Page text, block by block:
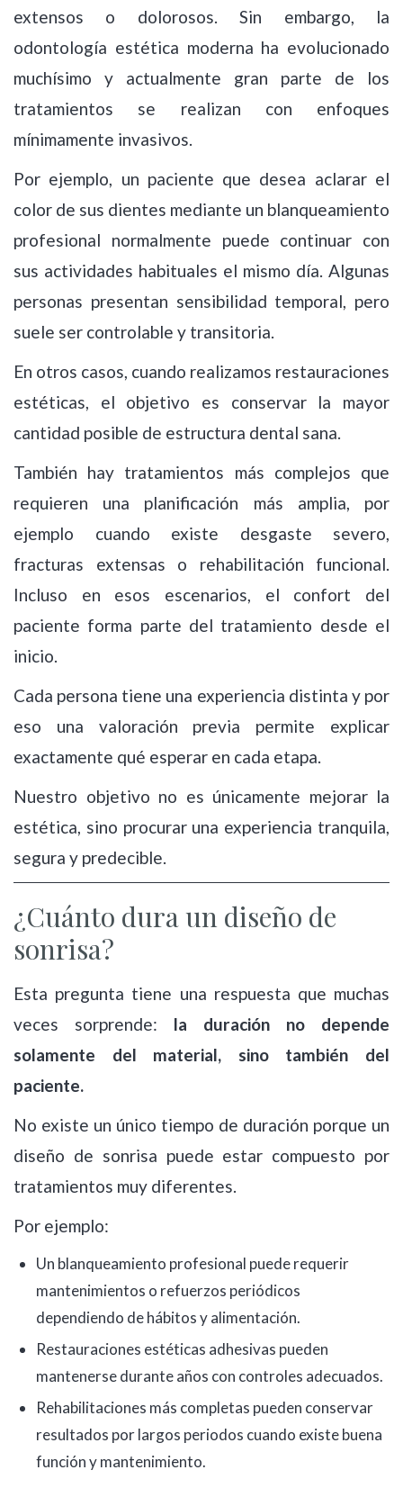
extensos o dolorosos. Sin embargo, la
odontología estética moderna ha evolucionado
muchísimo y actualmente gran parte de los
tratamientos se realizan con enfoques
mínimamente invasivos.
Por ejemplo, un paciente que desea aclarar el
color de sus dientes mediante un blanqueamiento
profesional normalmente puede continuar con
sus actividades habituales el mismo día. Algunas
personas presentan sensibilidad temporal, pero
suele ser controlable y transitoria.
En otros casos, cuando realizamos restauraciones
estéticas, el objetivo es conservar la mayor
cantidad posible de estructura dental sana.
También hay tratamientos más complejos que
requieren una planificación más amplia, por
ejemplo cuando existe desgaste severo,
fracturas extensas o rehabilitación funcional.
Incluso en esos escenarios, el confort del
paciente forma parte del tratamiento desde el
inicio.
Cada persona tiene una experiencia distinta y por
eso una valoración previa permite explicar
exactamente qué esperar en cada etapa.
Nuestro objetivo no es únicamente mejorar la
estética, sino procurar una experiencia tranquila,
segura y predecible.
¿Cuánto dura un diseño de
sonrisa?
Esta pregunta tiene una respuesta que muchas
veces sorprende: la duración no depende
solamente del material, sino también del
paciente.
No existe un único tiempo de duración porque un
diseño de sonrisa puede estar compuesto por
tratamientos muy diferentes.
Por ejemplo:
Un blanqueamiento profesional puede requerir
mantenimientos o refuerzos periódicos
dependiendo de hábitos y alimentación.
Restauraciones estéticas adhesivas pueden
mantenerse durante años con controles adecuados.
Rehabilitaciones más completas pueden conservar
resultados por largos periodos cuando existe buena
función y mantenimiento.